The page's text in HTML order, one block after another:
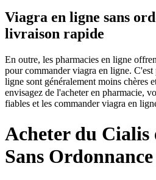
Viagra en ligne sans
livraison rapide
En outre, les pharmacies en ligne
pour commander viagra en ligne.
ligne sont généralement moins chères
envisagez de l'acheter en pharmacie,
fiables et les commander viagra en
Acheter du Cialis
Sans Ordonnance